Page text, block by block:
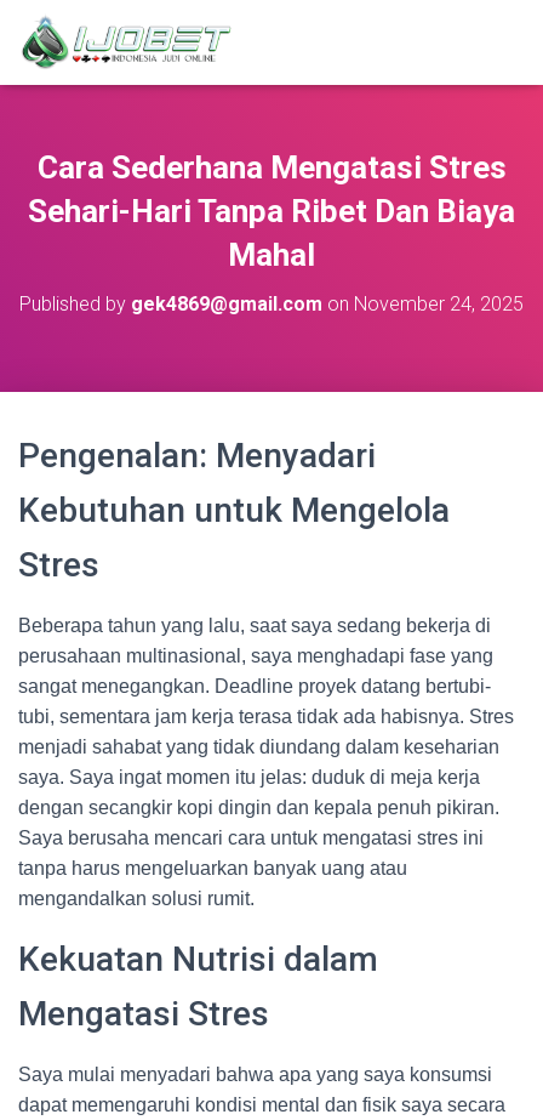
Cara Sederhana Mengatasi Stres
Sehari-Hari Tanpa Ribet Dan Biaya
Mahal
Published by gek4869@gmail.com on November 24, 2025
Pengenalan: Menyadari
Kebutuhan untuk Mengelola
Stres
Beberapa tahun yang lalu, saat saya sedang bekerja di
perusahaan multinasional, saya menghadapi fase yang
sangat menegangkan. Deadline proyek datang bertubi-
tubi, sementara jam kerja terasa tidak ada habisnya. Stres
menjadi sahabat yang tidak diundang dalam keseharian
saya. Saya ingat momen itu jelas: duduk di meja kerja
dengan secangkir kopi dingin dan kepala penuh pikiran.
Saya berusaha mencari cara untuk mengatasi stres ini
tanpa harus mengeluarkan banyak uang atau
mengandalkan solusi rumit.
Kekuatan Nutrisi dalam
Mengatasi Stres
Saya mulai menyadari bahwa apa yang saya konsumsi
dapat memengaruhi kondisi mental dan fisik saya secara